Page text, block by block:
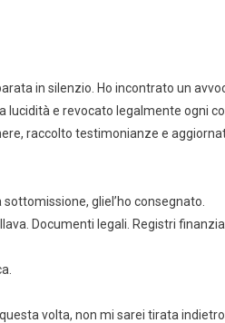
in silenzio. Ho incontrato un
lucidità e revocato legalmente ogni
raccolto testimonianze e
gliel’ho consegnato.
Documenti legali. Registri
volta, non mi sarei tirata indietro.